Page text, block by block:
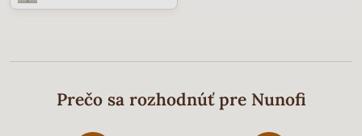
Prečo sa rozhodnúť pre Nunofi